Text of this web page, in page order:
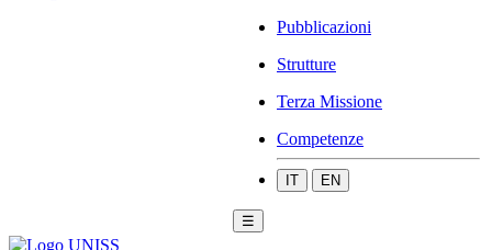
Pubblicazioni
Strutture
Terza Missione
Competenze
IT EN
☰